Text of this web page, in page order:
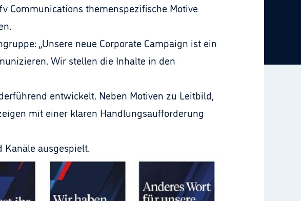
Communications themenspezifische Motive
„Unsere neue Corporate Campaign ist ein
Wir stellen die Inhalte in den
entwickelt. Neben Motiven zu Leitbild,
mit einer klaren Handlungsaufforderung
ausgespielt.